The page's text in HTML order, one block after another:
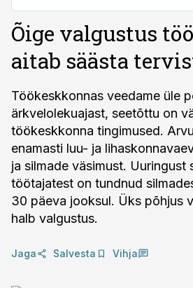
Õige valgustus
aitab säästa
Töökeskkonnas veedame üle
ärkvelolekuajast, seetõttu on
töökeskkonna tingimused.
enamasti luu- ja
ja silmade väsimust. Uuringust
töötajatest on tundnud
30 päeva jooksul. Üks põhjus
halb valgustus.
Jaga Salvesta Vihja